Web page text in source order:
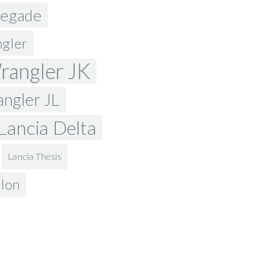
JK
JL
Delta
Lancia Thesis